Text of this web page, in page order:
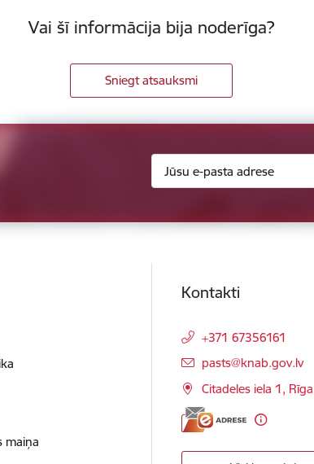
Vai šī informācija bija noderīga?
Sniegt atsauksmi
maiņa
Kontakti
+371 67356161
E-pasts:
pasts@knab.gov.lv
Citadeles iela 1,